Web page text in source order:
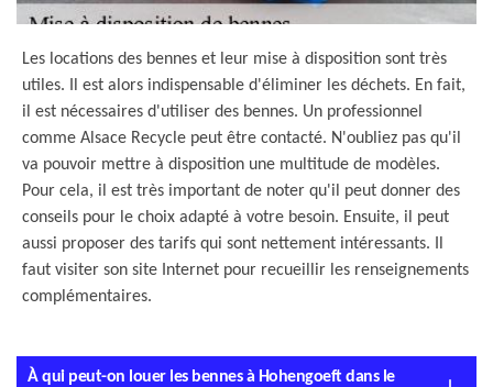
Les locations des bennes et leur mise à disposition sont très
utiles. Il est alors indispensable d'éliminer les déchets. En fait,
il est nécessaires d'utiliser des bennes. Un professionnel
comme Alsace Recycle peut être contacté. N'oubliez pas qu'il
va pouvoir mettre à disposition une multitude de modèles.
Pour cela, il est très important de noter qu'il peut donner des
conseils pour le choix adapté à votre besoin. Ensuite, il peut
aussi proposer des tarifs qui sont nettement intéressants. Il
faut visiter son site Internet pour recueillir les renseignements
complémentaires.
À qui peut-on louer les bennes à Hohengoeft dans le